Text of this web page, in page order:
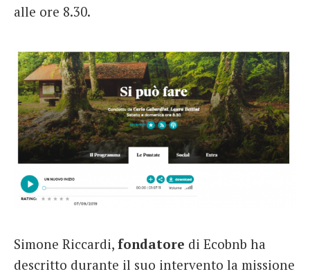
alle ore 8.30.
Simone Riccardi, fondatore di Ecobnb ha
descritto durante il suo intervento la missione